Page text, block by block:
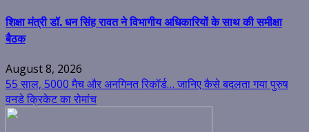
शिक्षा मंत्री डॉ. धन सिंह रावत ने विभागीय अधिकारियों के साथ की समीक्षा
बैठक
August 8, 2026
55 साल, 5000 मैच और अनगिनत रिकॉर्ड… जानिए कैसे बदलता गया पुरुष
वनडे क्रिकेट का रोमांच